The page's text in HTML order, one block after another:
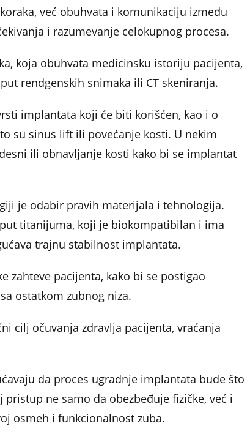
već obuhvata i komunikaciju između
i razumevanje celokupnog procesa.
koja obuhvata medicinsku istoriju pacijenta,
rendgenskih snimaka ili CT skeniranja.
implantata koji će biti korišćen, kao i o
su sinus lift ili povećanje kosti. U nekim
ili obnavljanje kosti kako bi se implantat
je odabir pravih materijala i tehnologija.
titanijuma, koji je biokompatibilan i ima
trajnu stabilnost implantata.
zahteve pacijenta, kako bi se postigao
ostatkom zubnog niza.
cilj očuvanja zdravlja pacijenta, vraćanja
da proces ugradnje implantata bude što
ne samo da obezbeđuje fizičke, već i
osmeh i funkcionalnost zuba.